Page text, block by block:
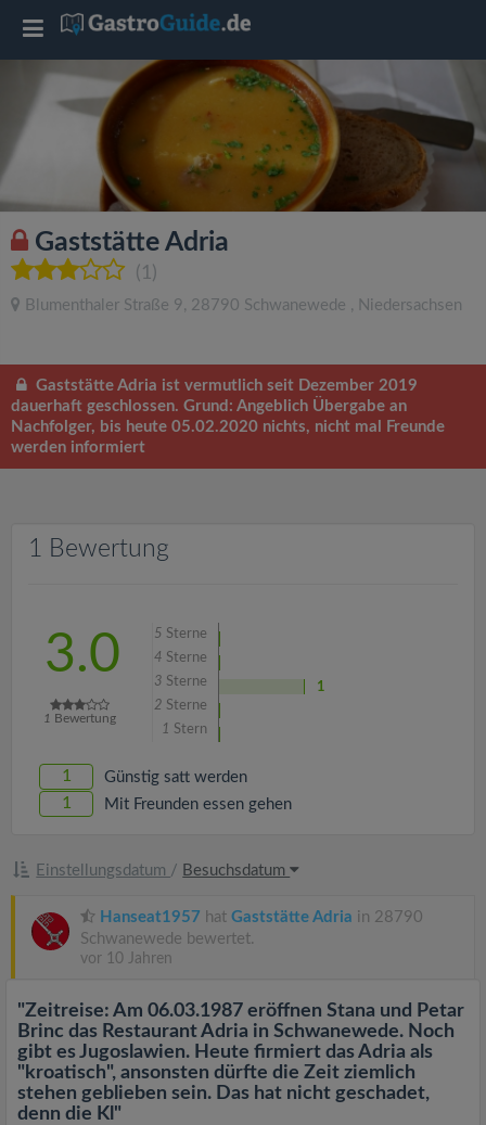
Gaststätte Adria
(1)
Blumenthaler Straße 9, 28790 Schwanewede , Niedersachsen
Gaststätte Adria ist vermutlich seit Dezember 2019
dauerhaft geschlossen. Grund: Angeblich Übergabe an
Nachfolger, bis heute 05.02.2020 nichts, nicht mal Freunde
werden informiert
1 Bewertung
3.0
1 Bewertung
5 Sterne
4 Sterne
3 Sterne
1
2 Sterne
1 Stern
1 Günstig satt werden
1 Mit Freunden essen gehen
Einstellungsdatum / Besuchsdatum
Hanseat1957 hat Gaststätte Adria in 28790
Schwanewede bewertet.
vor 10 Jahren
"Zeitreise: Am 06.03.1987 eröffnen Stana und Petar
Brinc das Restaurant Adria in Schwanewede. Noch
gibt es Jugoslawien. Heute firmiert das Adria als
"kroatisch", ansonsten dürfte die Zeit ziemlich
stehen geblieben sein. Das hat nicht geschadet,
denn die Kl"
T
l
e
a
a
t